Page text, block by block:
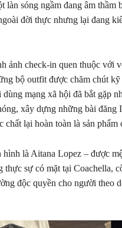
làn sóng ngầm đang âm
đời thực nhưng lại đang
ảnh check-in quen thuộc với
bộ outfit được chăm chút
mạng xã hội đã bắt gặp
xây dựng những bài
chất lại hoàn toàn là sản phẩm
là Aitana Lopez – được
thực sự có mặt tại Coachella,
độc quyền cho người theo